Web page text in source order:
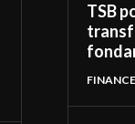
TSB
FINANCE